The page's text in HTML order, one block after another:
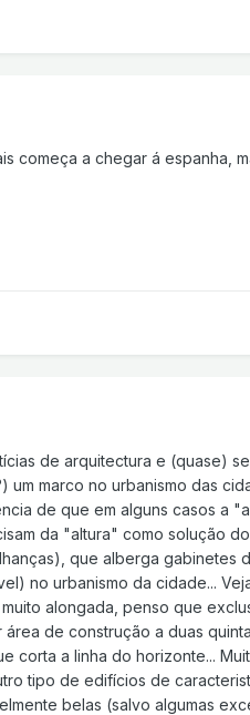
começa a chegar á espanha,
de arquitectura e (quase)
um marco no urbanismo das
de que em alguns casos a
da "altura" como solução
que alberga
no urbanismo da cidade...
alongada, penso que
de construção a duas
corta a linha do horizonte...
tipo de edifícios de
belas (salvo algumas